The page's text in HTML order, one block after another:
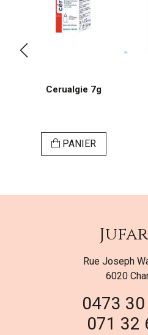
Cerualgie 7g
PANIER
Rue Joseph
6020
0473
071 32